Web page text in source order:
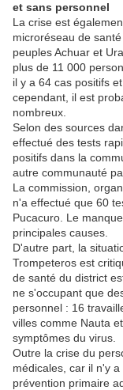
et sans personnel
La crise est
microréseau de
peuples Achuar et
plus de 11 000
il y a 64 cas positifs
cependant, il est
nombreux.
Selon des sources
effectué des tests
positifs dans la
autre communauté
La commission,
n'a effectué que 60
Pucacuro. Le
principales causes.
D'autre part, la
Trompeteros est
de santé du district
ne s'occupant que
personnel : 16
villes comme Nauta
symptômes du virus.
Outre la crise du
médicales, car il n'y
prévention primaire